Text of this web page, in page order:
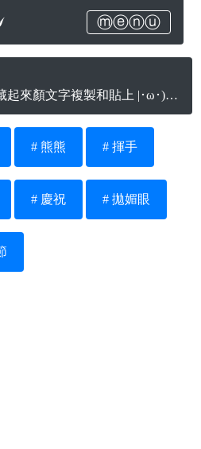
ⓜⓔⓝⓤ
來顏文字複製和貼上 |･ω･) ﾍ(･_|
# 熊熊 # 揮手
# 慶祝 # 拋媚眼